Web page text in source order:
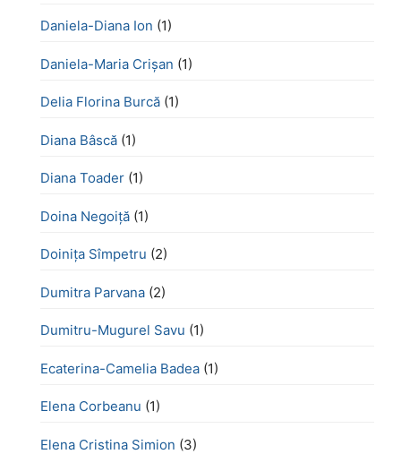
Daniela-Diana Ion (1)
Daniela-Maria Crișan (1)
Delia Florina Burcă (1)
Diana Bâscă (1)
Diana Toader (1)
Doina Negoiță (1)
Doinița Sîmpetru (2)
Dumitra Parvana (2)
Dumitru-Mugurel Savu (1)
Ecaterina-Camelia Badea (1)
Elena Corbeanu (1)
Elena Cristina Simion (3)